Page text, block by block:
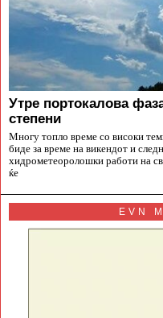
Утре портокалова
степени
Многу топло време со високи
биде за време на викендот и
хидрометеоролошки работи на
ќе
EVN